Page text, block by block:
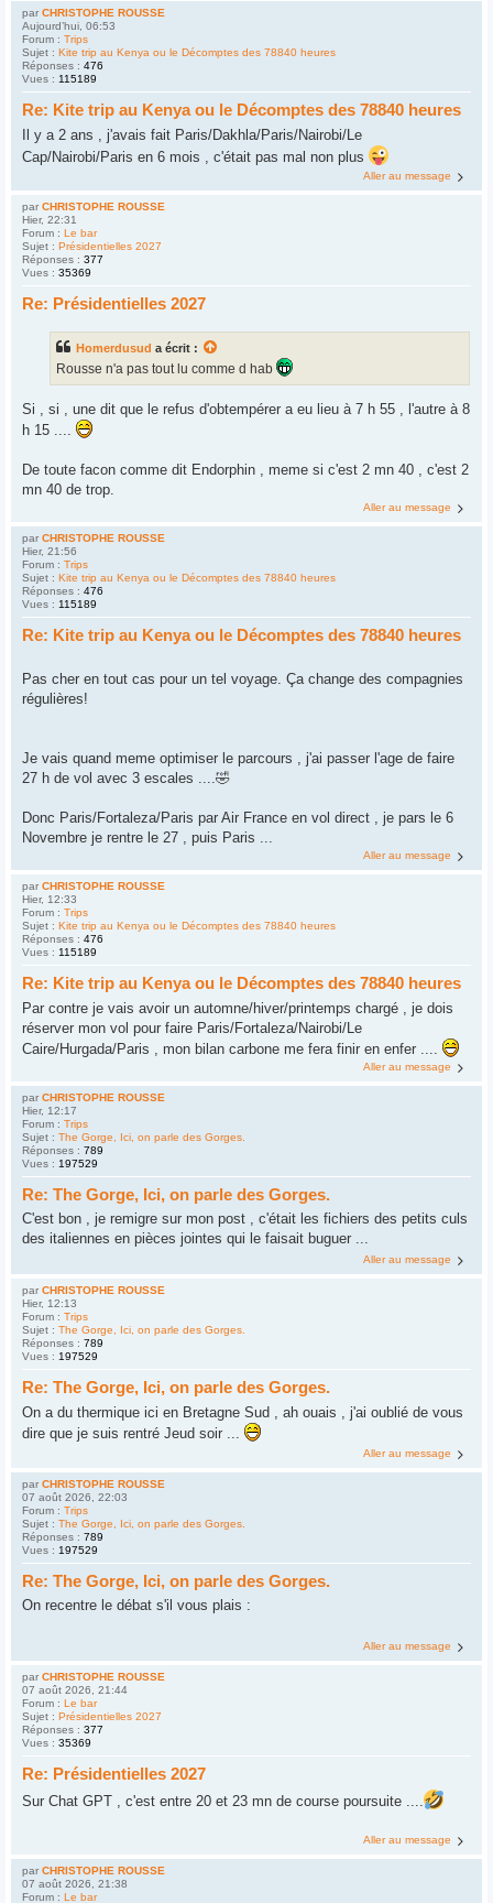
par CHRISTOPHE ROUSSE
Aujourd’hui, 06:53
Forum : Trips
Sujet : Kite trip au Kenya ou le Décomptes des 78840 heures
Réponses : 476
Vues : 115189
Re: Kite trip au Kenya ou le Décomptes des 78840 heures
Il y a 2 ans , j'avais fait Paris/Dakhla/Paris/Nairobi/Le
Cap/Nairobi/Paris en 6 mois , c'était pas mal non plus
Aller au message
par CHRISTOPHE ROUSSE
Hier, 22:31
Forum : Le bar
Sujet : Présidentielles 2027
Réponses : 377
Vues : 35369
Re: Présidentielles 2027
Homerdusud a écrit :
Rousse n'a pas tout lu comme d hab
Si , si , une dit que le refus d'obtempérer a eu lieu à 7 h 55 , l'autre à 8
h 15 ....
De toute facon comme dit Endorphin , meme si c'est 2 mn 40 , c'est 2
mn 40 de trop.
Aller au message
par CHRISTOPHE ROUSSE
Hier, 21:56
Forum : Trips
Sujet : Kite trip au Kenya ou le Décomptes des 78840 heures
Réponses : 476
Vues : 115189
Re: Kite trip au Kenya ou le Décomptes des 78840 heures
Pas cher en tout cas pour un tel voyage. Ça change des compagnies
régulières!
Je vais quand meme optimiser le parcours , j'ai passer l'age de faire
27 h de vol avec 3 escales ....🤣
Donc Paris/Fortaleza/Paris par Air France en vol direct , je pars le 6
Novembre je rentre le 27 , puis Paris ...
Aller au message
par CHRISTOPHE ROUSSE
Hier, 12:33
Forum : Trips
Sujet : Kite trip au Kenya ou le Décomptes des 78840 heures
Réponses : 476
Vues : 115189
Re: Kite trip au Kenya ou le Décomptes des 78840 heures
Par contre je vais avoir un automne/hiver/printemps chargé , je dois
réserver mon vol pour faire Paris/Fortaleza/Nairobi/Le
Caire/Hurgada/Paris , mon bilan carbone me fera finir en enfer ....
Aller au message
par CHRISTOPHE ROUSSE
Hier, 12:17
Forum : Trips
Sujet : The Gorge, Ici, on parle des Gorges.
Réponses : 789
Vues : 197529
Re: The Gorge, Ici, on parle des Gorges.
C'est bon , je remigre sur mon post , c'était les fichiers des petits culs
des italiennes en pièces jointes qui le faisait buguer ...
Aller au message
par CHRISTOPHE ROUSSE
Hier, 12:13
Forum : Trips
Sujet : The Gorge, Ici, on parle des Gorges.
Réponses : 789
Vues : 197529
Re: The Gorge, Ici, on parle des Gorges.
On a du thermique ici en Bretagne Sud , ah ouais , j'ai oublié de vous
dire que je suis rentré Jeud soir ...
Aller au message
par CHRISTOPHE ROUSSE
07 août 2026, 22:03
Forum : Trips
Sujet : The Gorge, Ici, on parle des Gorges.
Réponses : 789
Vues : 197529
Re: The Gorge, Ici, on parle des Gorges.
On recentre le débat s'il vous plais :
Aller au message
par CHRISTOPHE ROUSSE
07 août 2026, 21:44
Forum : Le bar
Sujet : Présidentielles 2027
Réponses : 377
Vues : 35369
Re: Présidentielles 2027
Sur Chat GPT , c'est entre 20 et 23 mn de course poursuite ....
Aller au message
par CHRISTOPHE ROUSSE
07 août 2026, 21:38
Forum : Le bar